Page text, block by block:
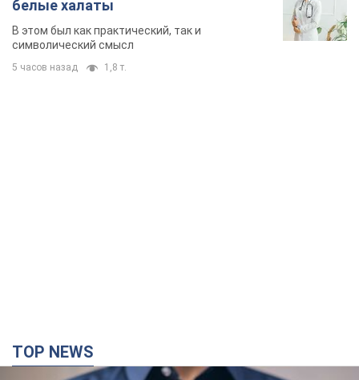
белые халаты
В этом был как практический, так и
символический смысл
5 часов назад 1,8 т.
TOP NEWS